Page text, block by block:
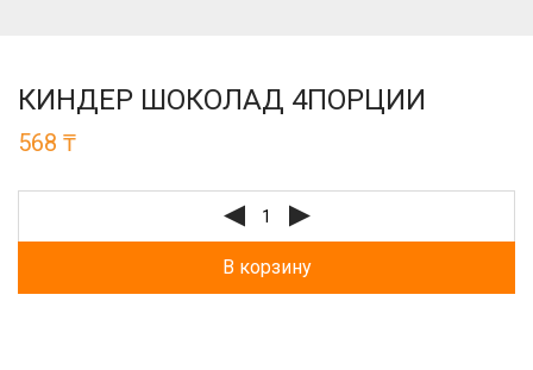
КИНДЕР ШОКОЛАД 4ПОРЦИИ
568 ₸
В корзину